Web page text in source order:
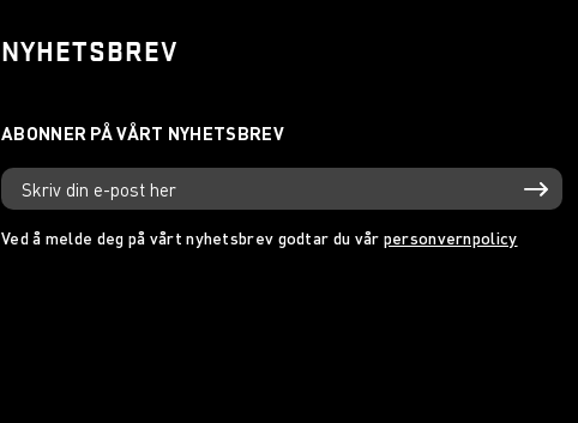
NYHETSBREV
Ved å melde deg på vårt nyhetsbrev godtar du vår personvernpolicy